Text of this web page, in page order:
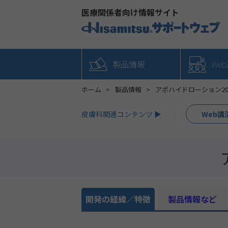
医療関係者向け情報サイト
製品情報
ホーム 製品情報 アポハイドローション
皮膚科関連コンテンツ ▶ Web講
開発の経緯／特徴 製品情報など